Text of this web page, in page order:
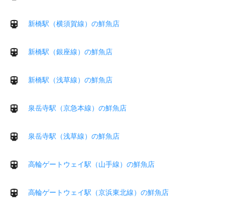
新橋駅（横須賀線）の鮮魚店
新橋駅（銀座線）の鮮魚店
新橋駅（浅草線）の鮮魚店
泉岳寺駅（京急本線）の鮮魚店
泉岳寺駅（浅草線）の鮮魚店
高輪ゲートウェイ駅（山手線）の鮮魚店
高輪ゲートウェイ駅（京浜東北線）の鮮魚店